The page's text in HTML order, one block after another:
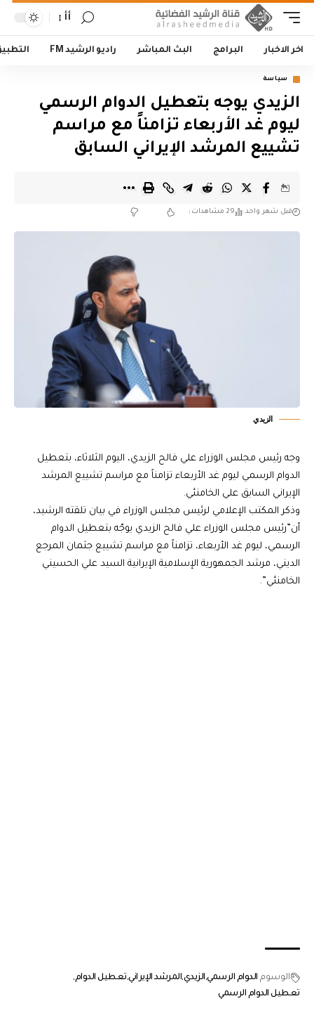
أأ
اخر الاخبار البرامج البث المباشر راديو الرشيد FM
سياسة
الزيدي يوجه بتعطيل الدوام الرسمي
ليوم غد الأربعاء تزامناً مع مراسم
تشييع المرشد الإيراني السابق
قبل شهر واحد 29 مشاهدات
الزيدي
وجه رئيس مجلس الوزراء علي فالح الزيدي، اليوم الثلاثاء، بتعطيل
الدوام الرسمي ليوم غد الأربعاء تزامناً مع مراسم تشييع المرشد
الإيراني السابق علي الخامنئي.
وذكر المكتب الإعلامي لرئيس مجلس الوزراء في بيان تلقته الرشيد،
أن”رئيس مجلس الوزراء علي فالح الزيدي يوجّه بتعطيل الدوام
الرسمي، ليوم غد الأربعاء، تزامناً مع مراسم تشييع جثمان المرجع
الديني، مرشد الجمهورية الإسلامية الإيرانية السيد علي الحسيني
الخامنئي”.
الوسوم الدوام الرسمي الزيديالمرشد الإيراني تعطيل الدوام
تعطيل الدوام الرسمي